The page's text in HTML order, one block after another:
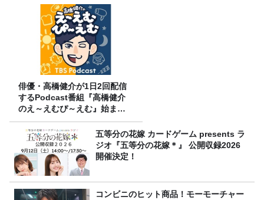
俳優・高橋健介が1日2回配信
するPodcast番組『高橋健介
のえ～えむぴ～えむ』始まり
ます
五等分の花嫁 カードゲーム presents ラ
ジオ『五等分の花嫁＊』 公開収録2026
開催決定！
コンビニのヒット商品！モーモーチャー